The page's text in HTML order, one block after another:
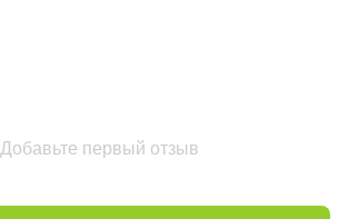
Добавьте первый отзыв